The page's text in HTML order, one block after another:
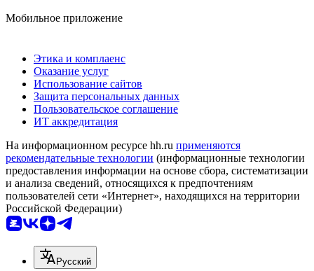
Мобильное приложение
Этика и комплаенс
Оказание услуг
Использование сайтов
Защита персональных данных
Пользовательское соглашение
ИТ аккредитация
На информационном ресурсе hh.ru применяются
рекомендательные технологии (информационные технологии
предоставления информации на основе сбора, систематизации
и анализа сведений, относящихся к предпочтениям
пользователей сети «Интернет», находящихся на территории
Российской Федерации)
Русский